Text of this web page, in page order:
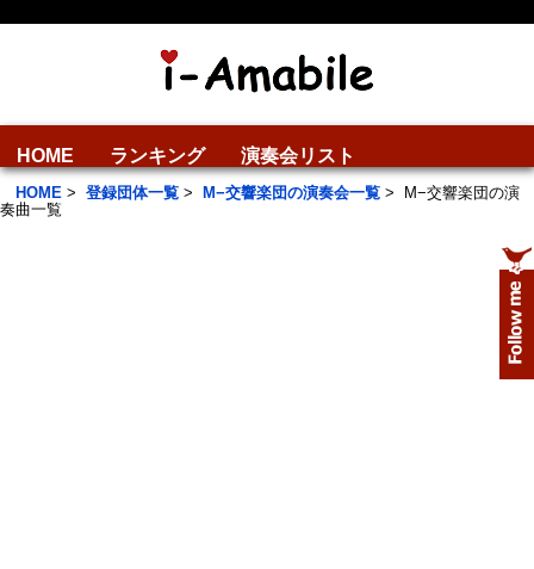
HOME ランキング 演奏会リスト
HOME > 登録団体一覧 > M−交響楽団の演奏会一覧 >
M−交響楽団の演
奏曲一覧